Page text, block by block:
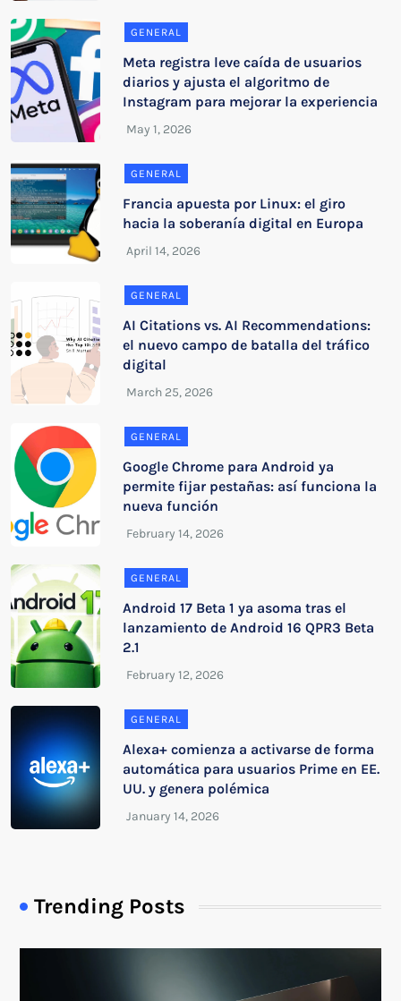
GENERAL
Meta registra leve caída de usuarios
diarios y ajusta el algoritmo de
Instagram para mejorar la experiencia
GENERAL
Francia apuesta por Linux: el giro
hacia la soberanía digital en Europa
GENERAL
AI Citations vs. AI Recommendations:
el nuevo campo de batalla del tráfico
digital
GENERAL
Google Chrome para Android ya
permite fijar pestañas: así funciona la
nueva función
GENERAL
Android 17 Beta 1 ya asoma tras el
lanzamiento de Android 16 QPR3 Beta
2.1
GENERAL
Alexa+ comienza a activarse de forma
automática para usuarios Prime en EE.
UU. y genera polémica
Trending Posts